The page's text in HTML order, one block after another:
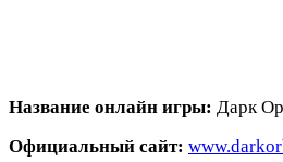
Название онлайн игры: Дарк
Официальный сайт: